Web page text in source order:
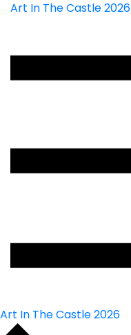
Art In The Castle 2026
Art In The Castle 2026